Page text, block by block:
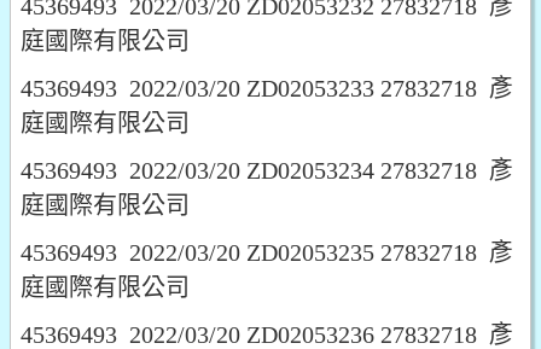
45369493 2022/03/20 ZD02053232 27832718 彥
庭國際有限公司
45369493 2022/03/20 ZD02053233 27832718 彥
庭國際有限公司
45369493 2022/03/20 ZD02053234 27832718 彥
庭國際有限公司
45369493 2022/03/20 ZD02053235 27832718 彥
庭國際有限公司
45369493 2022/03/20 ZD02053236 27832718 彥